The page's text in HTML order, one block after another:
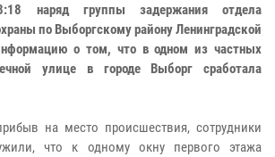
наряд группы задержания отдела
по Выборгскому району Ленинградской
о том, что в одном из частных
улице в городе Выборг сработала
на место происшествия, сотрудники
что к одному окну первого этажа